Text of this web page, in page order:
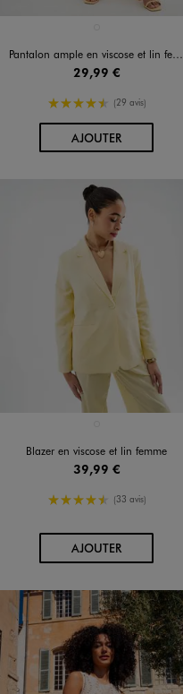
Pantalon ample en viscose et lin femme
29,99 €
4.5/5 de moyenne
(29 avis)
AJOUTERAU PANIER
Blazer en viscose et lin femme
39,99 €
4.5/5 de moyenne
(33 avis)
AJOUTERAU PANIER